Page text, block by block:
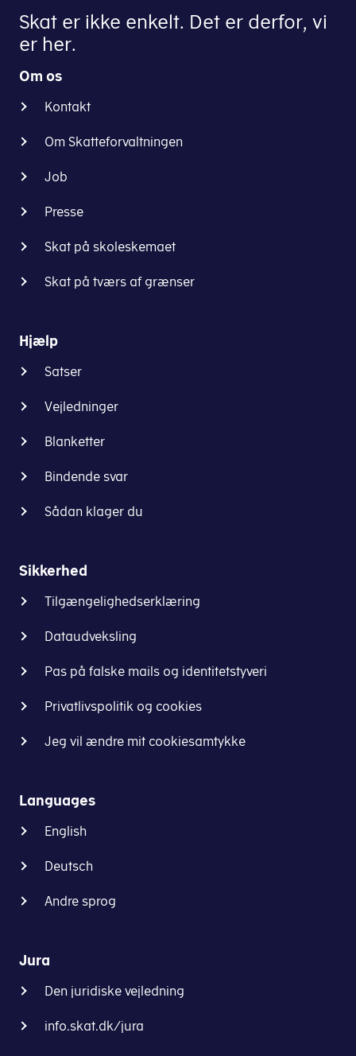
Skat er ikke enkelt. Det er derfor, vi
er her.
Om os
Kontakt
Om Skatteforvaltningen
Job
Presse
Skat på skoleskemaet
Skat på tværs af grænser
Hjælp
Satser
Vejledninger
Blanketter
Bindende svar
Sådan klager du
Sikkerhed
Tilgængelighedserklæring
Dataudveksling
Pas på falske mails og identitetstyveri
Privatlivspolitik og cookies
Jeg vil ændre mit cookiesamtykke
Languages
English
Deutsch
Andre sprog
Jura
Den juridiske vejledning
info.skat.dk/jura